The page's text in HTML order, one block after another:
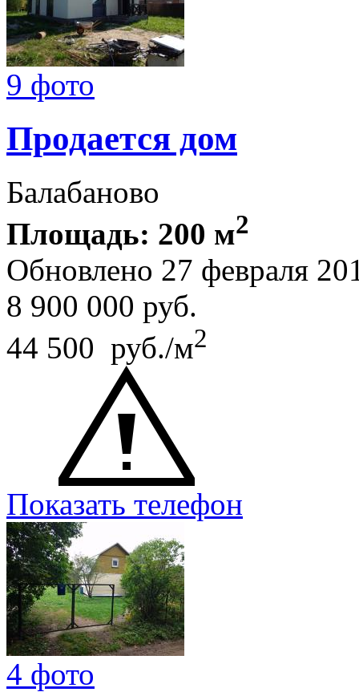
9 фото
Продается дом
Балабаново
Площадь: 200 м2
Обновлено 27 февраля
8 900 000 руб.
44 500 руб./м2
Показать телефон
4 фото